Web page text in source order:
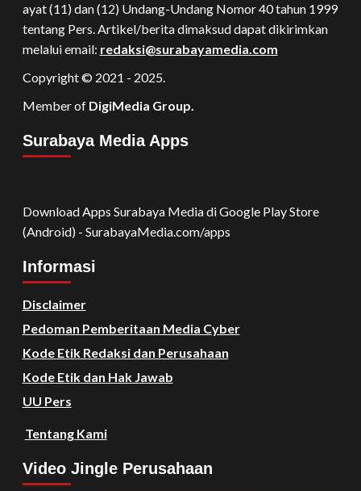
ayat (11) dan (12) Undang-Undang Nomor 40 tahun 1999
tentang Pers. Artikel/berita dimaksud dapat dikirimkan
melalui email: redaksi@surabayamedia.com
Copyright © 2021 - 2025.
Member of DigiMedia Group.
Surabaya Media Apps
Download Apps Surabaya Media di Google Play Store
(Android) - SurabayaMedia.com/apps
Informasi
Disclaimer
Pedoman Pemberitaan Media Cyber
Kode Etik Redaksi dan Perusahaan
Kode Etik dan Hak Jawab
UU Pers
Tentang Kami
Video Jingle Perusahaan